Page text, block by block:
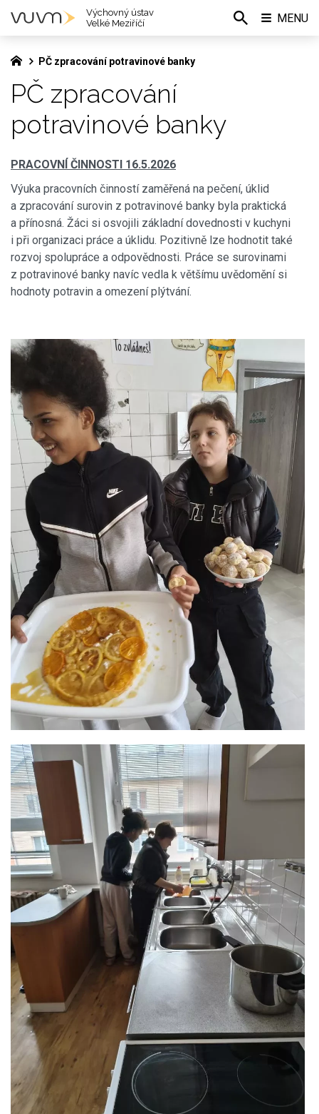
PČ zpracování potravinové banky
PČ zpracování
potravinové banky
PRACOVNÍ ČINNOSTI 16.5.2026
Výuka pracovních činností zaměřená na pečení, úklid
a zpracování surovin z potravinové banky byla praktická
a přínosná. Žáci si osvojili základní dovednosti v kuchyni
i při organizaci práce a úklidu. Pozitivně lze hodnotit také
rozvoj spolupráce a odpovědnosti. Práce se surovinami
z potravinové banky navíc vedla k většímu uvědomění si
hodnoty potravin a omezení plýtvání.
Výchovný ústav
Velké Meziříčí
MENU